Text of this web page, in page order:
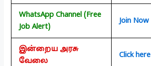
WhatsApp Channel (Free
Job Alert)
Join Now
இன்றைய அரசு
வேலை
Click here